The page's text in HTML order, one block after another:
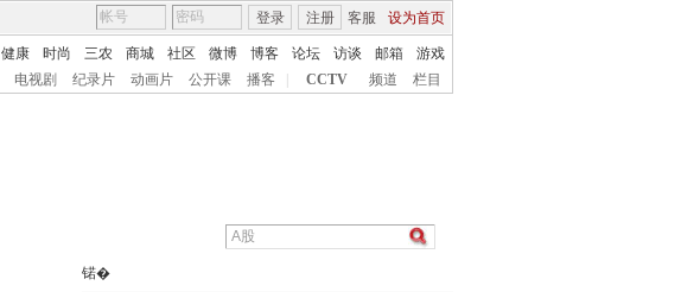
客服 设为首页
登录 注册
健康 时尚 三农 商城 社区 微博 博客 论坛 访谈 邮箱
游戏
电视剧 纪录片 动画片 公开课 播客 CCTV 频道 栏目
锘�